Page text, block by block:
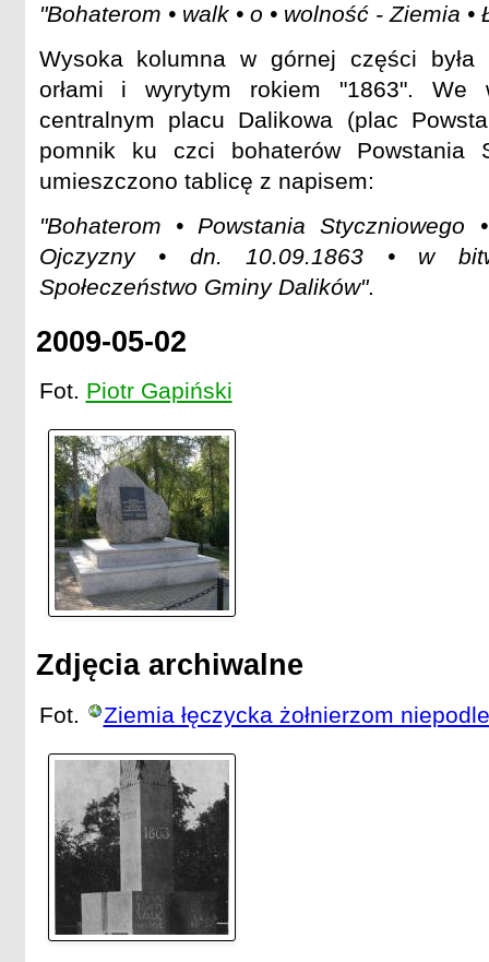
"Bohaterom • walk • o • wolność - Ziemia •
Wysoka kolumna w górnej części była
orłami i wyrytym rokiem "1863". We
centralnym placu Dalikowa (plac
pomnik ku czci bohaterów Powstania
umieszczono tablicę z napisem:
"Bohaterom • Powstania Styczniowego
Ojczyzny • dn. 10.09.1863 • w
Społeczeństwo Gminy Dalików".
2009-05-02
Fot. Piotr Gapiński
Zdjęcia archiwalne
Fot. Ziemia łęczycka żołnierzom